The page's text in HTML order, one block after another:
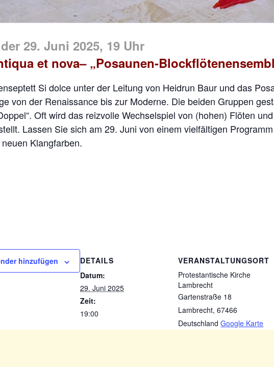
29. Juni 2025, 19 Uhr
et nova– „Posaunen-
Si dolce unter der Leitung von Heidrun Baur und das
von der Renaissance bis zur Moderne. Die beiden Gruppen
Oft wird das reizvolle Wechselspiel von (hohen) Flöten
Lassen Sie sich am 29. Juni von einem vielfältigen
Klangfarben.
hinzufügen
DETAILS
Datum:
29. Juni 2025
Zeit:
19:00
VERANSTALTUNGSORT
Protestantische Kirche
Lambrecht
Gartenstraße 18
Lambrecht, 67466
Deutschland Google Karte